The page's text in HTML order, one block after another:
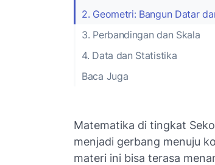
2. Geometri: Bangun Datar
3. Perbandingan dan Skala
4. Data dan Statistika
Baca Juga
Matematika di tingkat
menjadi gerbang menuju
materi ini bisa terasa